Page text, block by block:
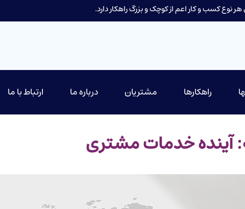
کسب و کار اعم از کوچک و بزرگ راهکار دارد.
راهکارها مشتریان درباره ما ارتباط با ما
آینده خدمات مشتری